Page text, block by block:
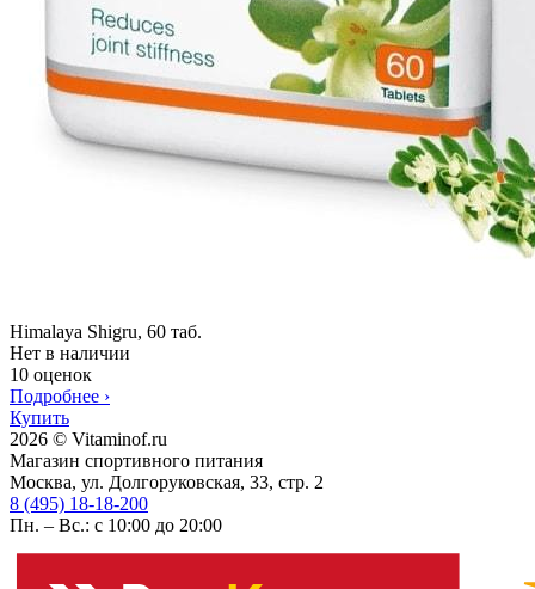
Himalaya Shigru, 60 таб.
Нет в наличии
10 оценок
Подробнее ›
Купить
2026 © Vitaminof.ru
Магазин спортивного питания
Москва, ул. Долгоруковская, 33, стр. 2
8 (495) 18-18-200
Пн. – Вс.: с 10:00 до 20:00